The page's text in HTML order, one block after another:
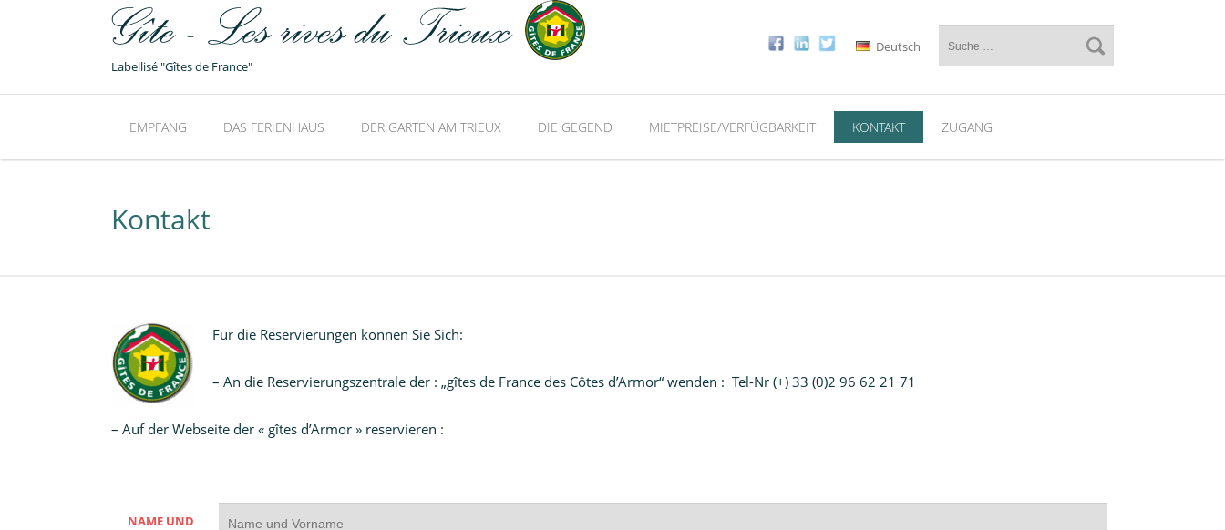
Deutsch
Labellisé "Gîtes de France"
EMPFANG DAS FERIENHAUS DER GARTEN AM TRIEUX DIE GEGEND MIETPREISE/VERFÜGBARKEIT KONTAKT ZUGANG
Kontakt
Für die Reservierungen können Sie Sich:
– An die Reservierungszentrale der : „gîtes de France des Côtes d’Armor“ wenden : Tel-Nr (+) 33 (0)2 96 62 21 71
– Auf der Webseite der « gîtes d’Armor » reservieren :
NAME UND